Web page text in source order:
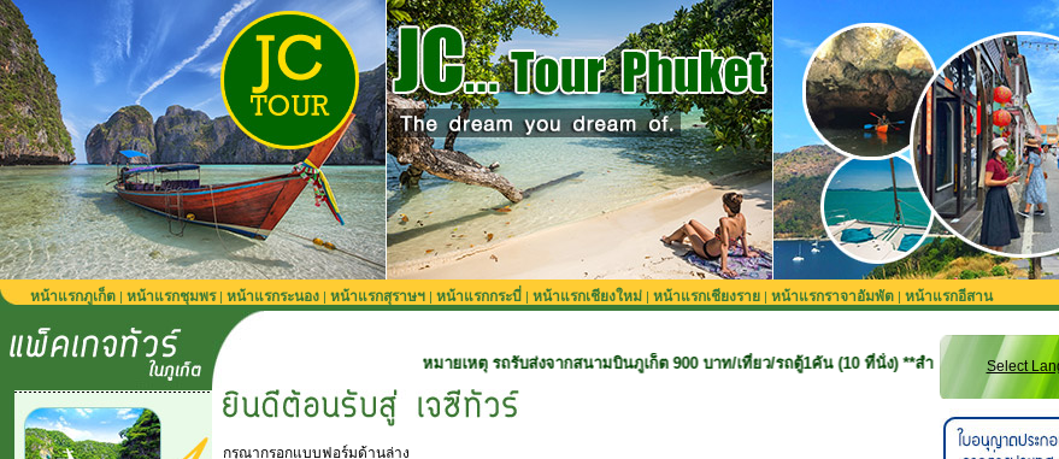
หน้าแรกภูเก็ต | หน้าแรกชุมพร| หน้าแรกระนอง | หน้าแรกสุราษฯ | หน้าแรกกระบี่ | หน้าแรกเชียงใหม่ | หน้าแรกเชียงราย | หน้าแรกราจาอัมพัต | หน้าแรกอีสาน
หมายเหตุ รถรับส่งจากสนามบินภูเก็ต 900 บาท/เที่ยว/รถตู้1คัน (10 ที่นั่ง) **สำหรับลูกค้าจองทริปที่ยังไม่รวมรถรั
กรุณากรอกแบบฟอร์มด้านล่าง
Select